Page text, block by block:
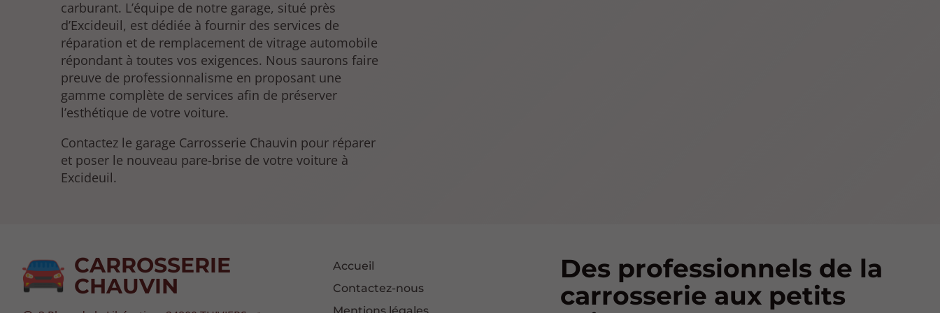
carburant. L’équipe de notre garage, situé près
d’Excideuil, est dédiée à fournir des services de
réparation et de remplacement de vitrage automobile
répondant à toutes vos exigences. Nous saurons faire
preuve de professionnalisme en proposant une
gamme complète de services afin de préserver
l’esthétique de votre voiture.
Contactez le garage Carrosserie Chauvin pour réparer
et poser le nouveau pare-brise de votre voiture à
Excideuil.
CARROSSERIE
CHAUVIN
Accueil
Contactez-nous
Des professionnels de la
carrosserie aux petits